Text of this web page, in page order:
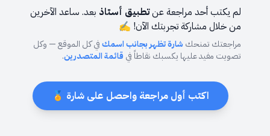
لم يكتب أحد مراجعة عنتطبيق أستاذ بعد. ساعد الآخرين
من خلال مشاركة تجربتك الآن! ✍️
مراجعتك تمنحك شارة تظهر بجانب اسمكفي كل الموقع — وكل
تصويت مفيد عليها يكسبك نقاطاً في قائمة المتصدرين.
اكتب أول مراجعة واحصل على شارة 🏅